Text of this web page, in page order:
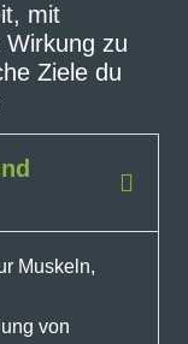
mit
zu
Ziele du
Muskeln,
von